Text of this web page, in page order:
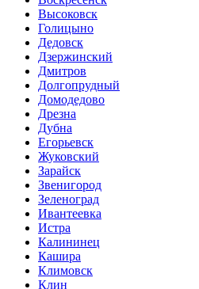
Высоковск
Голицыно
Дедовск
Дзержинский
Дмитров
Долгопрудный
Домодедово
Дрезна
Дубна
Егорьевск
Жуковский
Зарайск
Звенигород
Зеленоград
Ивантеевка
Истра
Калининец
Кашира
Климовск
Клин